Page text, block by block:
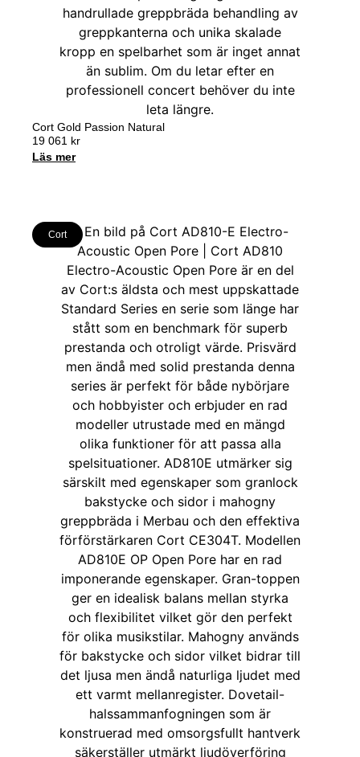
Cort Gold Passion Natural
19 061 kr
Läs mer
Cort